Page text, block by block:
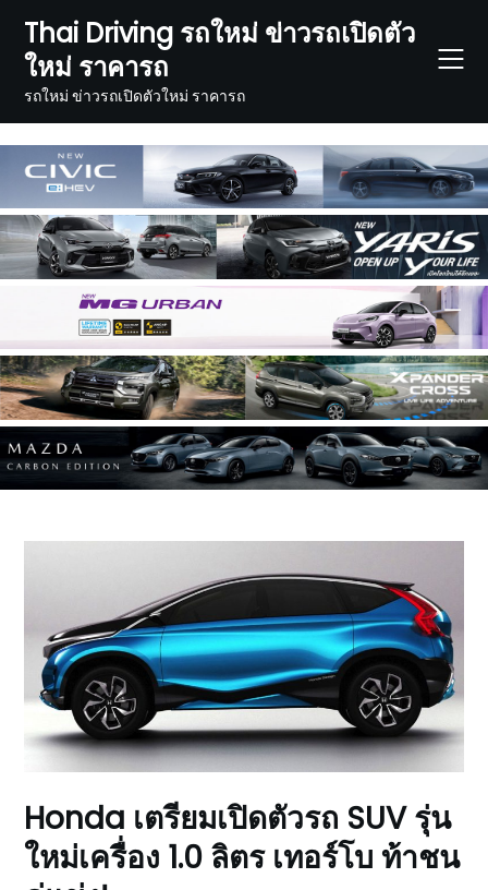
content
Thai Driving รถใหม่ ข่าวรถเปิดตัว
ใหม่ ราคารถ
รถใหม่ ข่าวรถเปิดตัวใหม่ ราคารถ
Honda เตรียมเปิดตัวรถ SUV รุ่น
ใหม่เครื่อง 1.0 ลิตร เทอร์โบ ท้าชน